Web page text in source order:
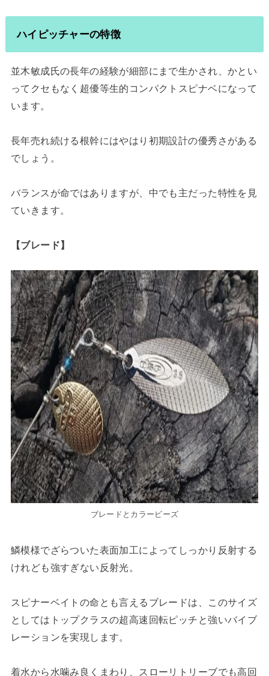
ハイピッチャーの特徴
並木敏成氏の長年の経験が細部にまで生かされ、かとい
ってクセもなく超優等生的コンパクトスピナベになって
います。
長年売れ続ける根幹にはやはり初期設計の優秀さがある
でしょう。
バランスが命ではありますが、中でも主だった特性を見
ていきます。
【ブレード】
ブレードとカラービーズ
鱗模様でざらついた表面加工によってしっかり反射する
けれども強すぎない反射光。
スピナーベイトの命とも言えるブレードは、このサイズ
としてはトップクラスの超高速回転ピッチと強いバイブ
レーションを実現します。
着水から水噛み良くまわり、スローリトリーブでも高回